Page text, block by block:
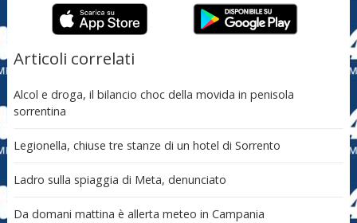
Articoli correlati
Alcol e droga, il bilancio choc della movida in penisola
sorrentina
Legionella, chiuse tre stanze di un hotel di Sorrento
Ladro sulla spiaggia di Meta, denunciato
Da domani mattina è allerta meteo in Campania